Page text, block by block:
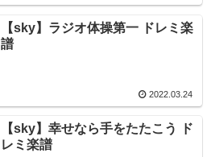
【sky】ラジオ体操第一 ドレミ楽
譜
2022.03.24
【sky】幸せなら手をたたこう ド
レミ楽譜